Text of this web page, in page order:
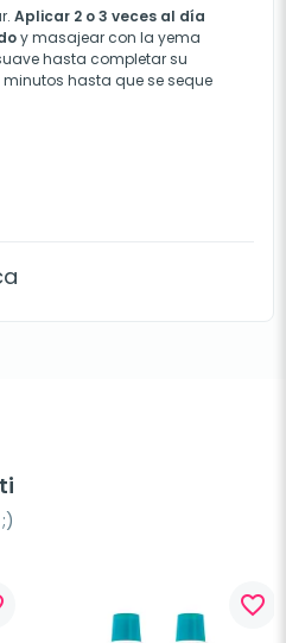
Aplicar 2 o 3 veces al día
y masajear con la yema
hasta completar su
minutos hasta que se seque
favorite_border